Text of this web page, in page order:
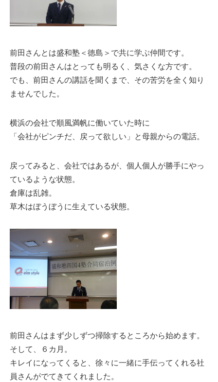
前田さんとは盛和塾＜徳島＞で共に学ぶ仲間です。
普段の前田さんはとっても明るく、気さくな方です。
でも、前田さんの講話を聞くまで、その苦労を全く知り
ませんでした。
横浜の会社で順風満帆に働いていた時に
「会社がピンチだ、戻って欲しい」と母親からの電話。
戻ってみると、会社ではあるが、個人個人が勝手にやっ
ているような状態。
倉庫は乱雑。
草木はぼうぼうに生えている状態。
前田さんはまず少しずつ掃除するところから始めます。
そして、６カ月。
キレイになってくると、徐々に一緒に手伝ってくれる社
員さんがでてきてくれました。